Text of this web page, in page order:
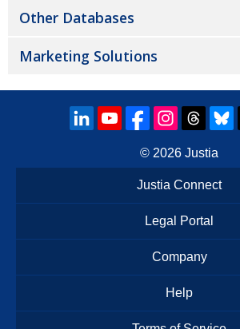
Other Databases
Marketing Solutions
© 2026 Justia
Justia Connect
Legal Portal
Company
Help